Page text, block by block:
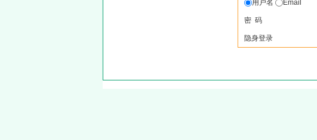
用户名
Email
密 码
隐身登录